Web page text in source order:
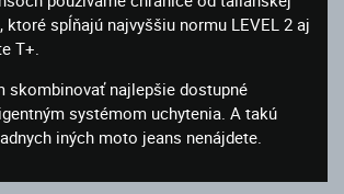
ktoré spĺňajú najvyššiu normu LEVEL 2 aj
T+.
skombinovať najlepšie dostupné
systémom uchytenia. A takú
iných moto jeans nenájdete.